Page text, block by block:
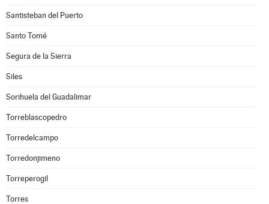
Santisteban del Puerto
Santo Tomé
Segura de la Sierra
Siles
Sorihuela del Guadalimar
Torreblascopedro
Torredelcampo
Torredonjimeno
Torreperogil
Torres